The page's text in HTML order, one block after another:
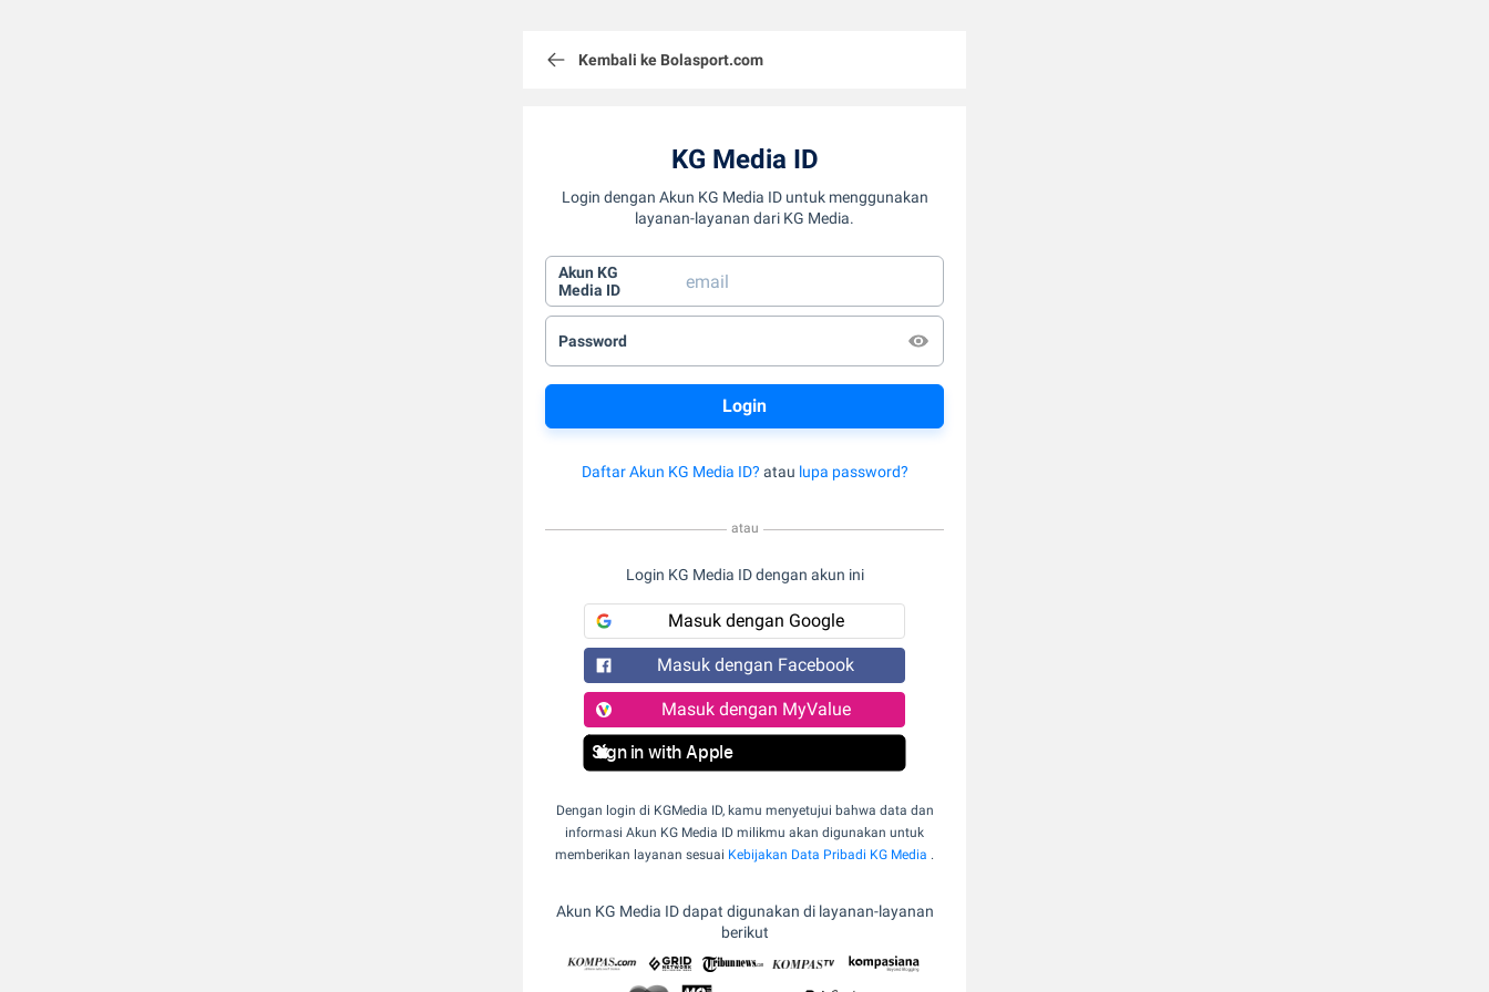
Kembali ke Bolasport.com
KG Media ID
Login dengan Akun KG Media ID untuk menggunakan
layanan-layanan dari KG Media.
Akun KG
Media ID
Password
Daftar Akun KG Media ID? atau lupa password?
atau
Login KG Media ID dengan akun ini
Masuk dengan Google
Masuk dengan Facebook
Masuk dengan MyValue
Sign in with Apple
Dengan login di KGMedia ID, kamu menyetujui bahwa data dan
informasi Akun KG Media ID milikmu akan digunakan untuk
memberikan layanan sesuai Kebijakan Data Pribadi KG Media .
Akun KG Media ID dapat digunakan di layanan-layanan
berikut